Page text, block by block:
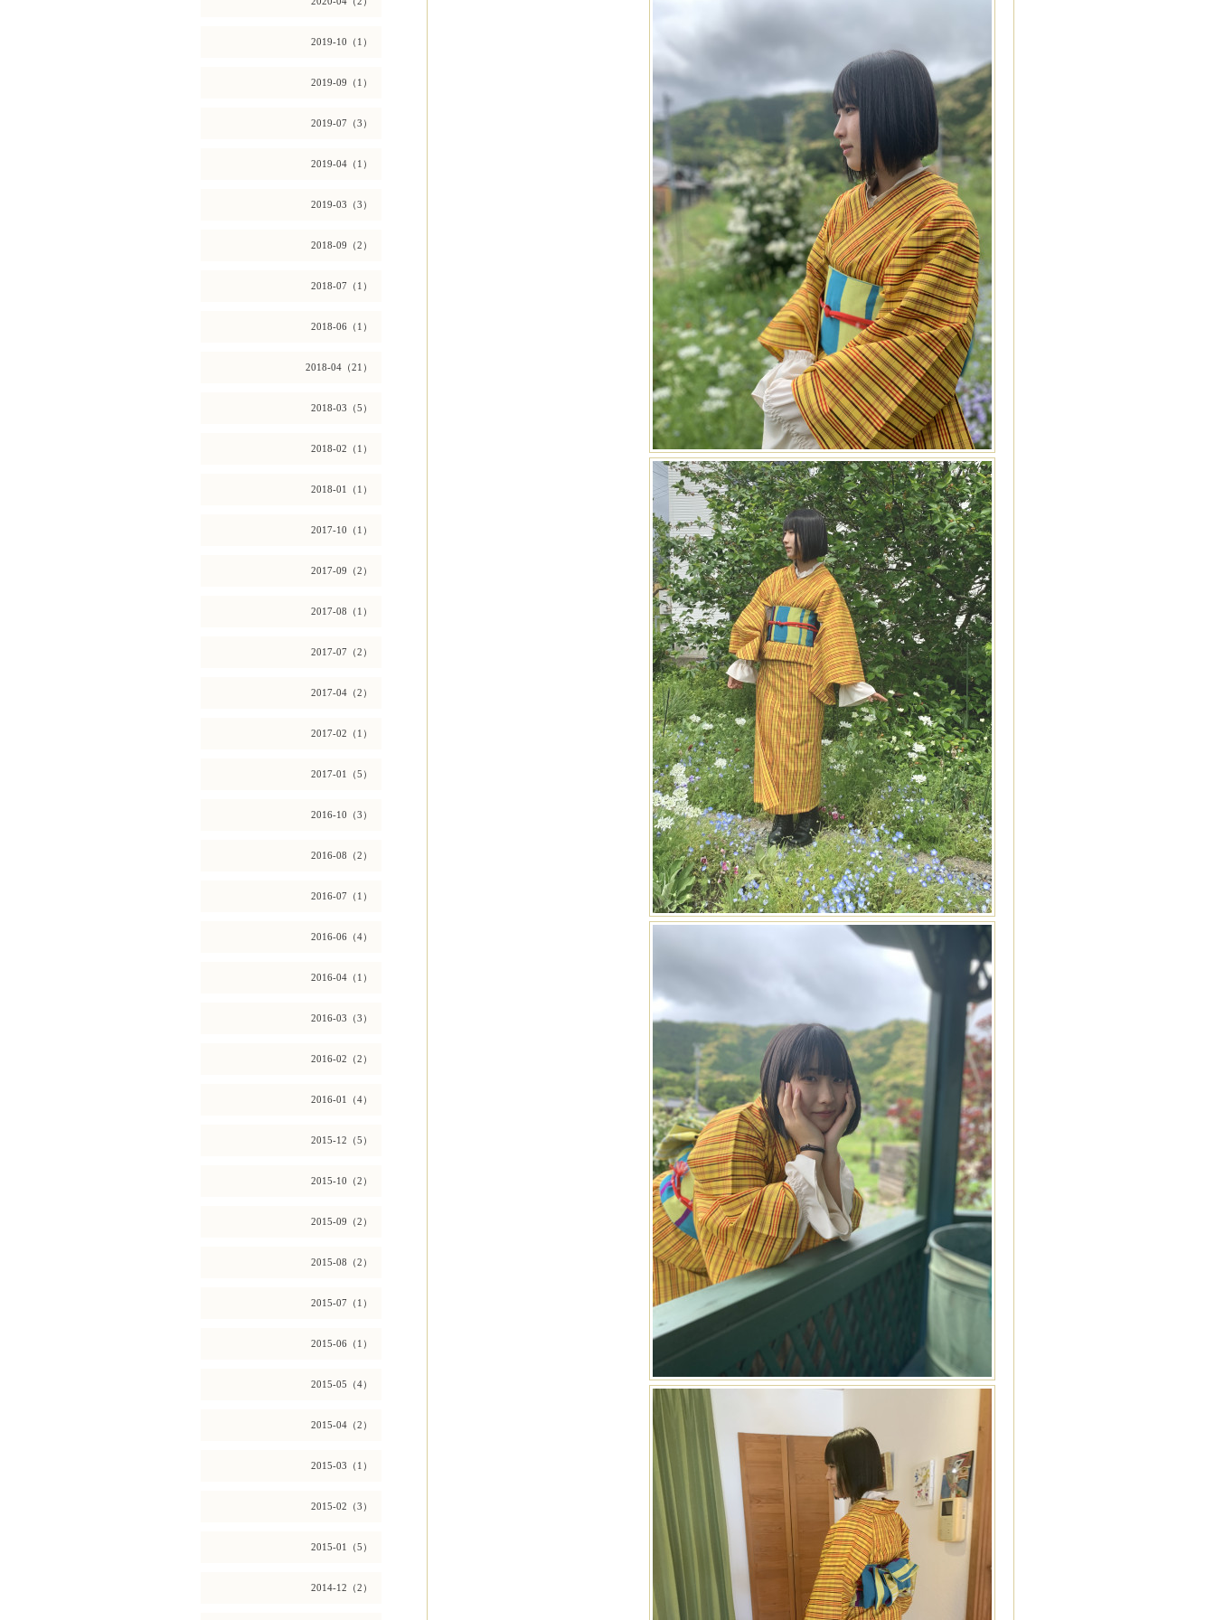
2019-10（1）
2019-09（1）
2019-07（3）
2019-04（1）
2019-03（3）
2018-09（2）
2018-07（1）
2018-06（1）
2018-04（21）
2018-03（5）
2018-02（1）
2018-01（1）
2017-10（1）
2017-09（2）
2017-08（1）
2017-07（2）
2017-04（2）
2017-02（1）
2017-01（5）
2016-10（3）
2016-08（2）
2016-07（1）
2016-06（4）
2016-04（1）
2016-03（3）
2016-02（2）
2016-01（4）
2015-12（5）
2015-10（2）
2015-09（2）
2015-08（2）
2015-07（1）
2015-06（1）
2015-05（4）
2015-04（2）
2015-03（1）
2015-02（3）
2015-01（5）
2014-12（2）